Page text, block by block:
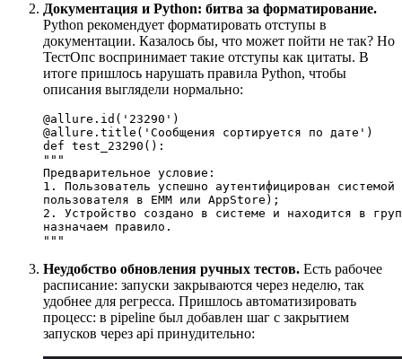
Документация и Python: битва за форматирование.
Python рекомендует форматировать отступы в
документации. Казалось бы, что может пойти не так? Но
ТестОпс воспринимает такие отступы как цитаты. В
итоге пришлось нарушать правила Python, чтобы
описания выглядели нормально:
@allure.id( '23290' )
@allure.title( 'Сообщения сортируется по дате' )
def test_23290
"""
Предварительное условие:
1. Пользователь успешно аутентифицирован системой
пользователя в EMM или AppStore);
2. Устройство создано в системе и находится в
назначаем правило.
"""
Неудобство обновления ручных тестов. Есть рабочее
расписание: запуски закрываются через неделю, так
удобнее для регресса. Пришлось автоматизировать
процесс: в pipeline был добавлен шаг с закрытием
запусков через api принудительно: